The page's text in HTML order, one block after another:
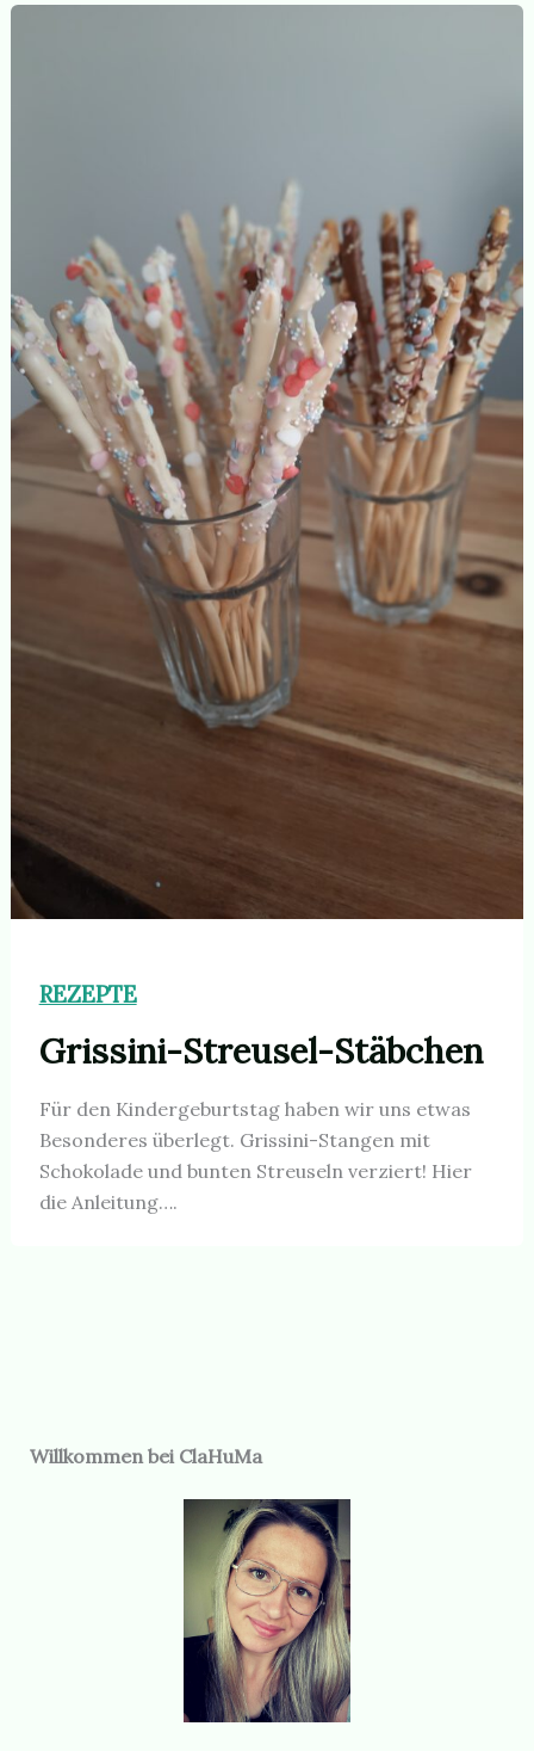
REZEPTE
Grissini-Streusel-Stäbchen
Für den Kindergeburtstag haben wir uns etwas
Besonderes überlegt. Grissini-Stangen mit
Schokolade und bunten Streuseln verziert! Hier
die Anleitung….
Willkommen bei ClaHuMa